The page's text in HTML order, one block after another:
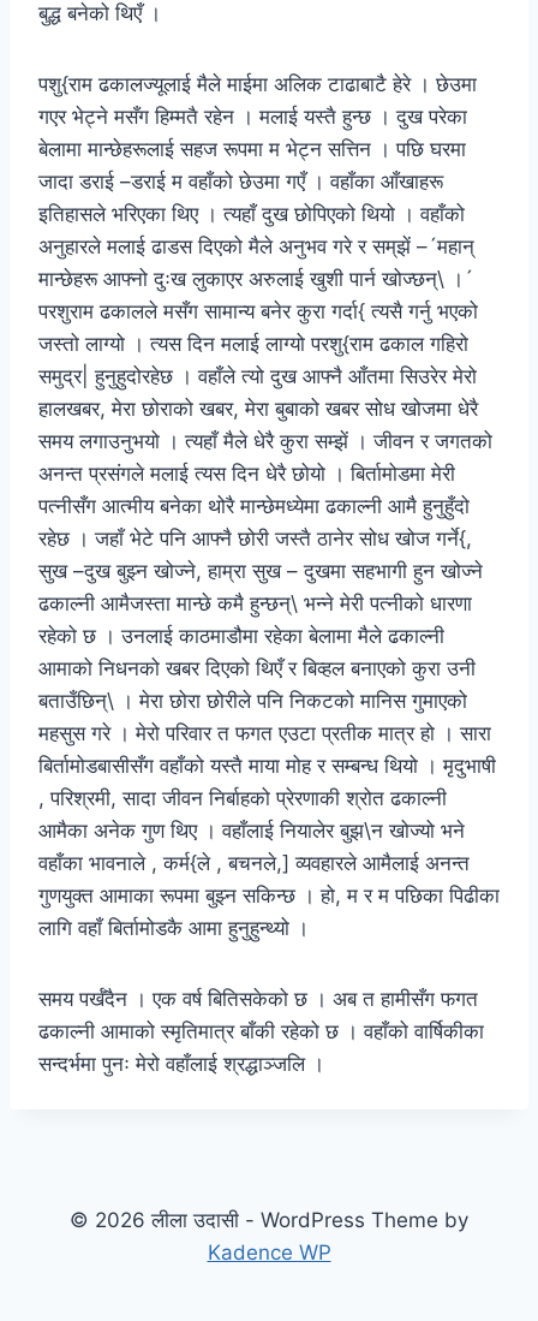
बुद्ध बनेको थिएँ ।
पशु{राम ढकालज्यूलाई मैले माईमा अलिक टाढाबाटै हेरे । छेउमा
गएर भेट्ने मसँग हिम्मतै रहेन । मलाई यस्तै हुन्छ । दुख परेका
बेलामा मान्छेहरूलाई सहज रूपमा म भेट्न सत्तिन । पछि घरमा
जादा डराई –डराई म वहाँको छेउमा गएँ । वहाँका आँखाहरू
इतिहासले भरिएका थिए । त्यहाँ दुख छोपिएको थियो । वहाँको
अनुहारले मलाई ढाडस दिएको मैले अनुभव गरे र सम्‌झें –´महान्
मान्छेहरू आफ्नो दुःख लुकाएर अरुलाई खुशी पार्न खोज्छन्\ ।´
परशुराम ढकालले मसँग सामान्य बनेर कुरा गर्दा{ त्यसै गर्नु भएको
जस्तो लाग्यो । त्यस दिन मलाई लाग्यो परशु{राम ढकाल गहिरो
समुद्र| हुनुहुदोरहेछ । वहाँले त्यो दुख आफ्नै आँतमा सिउरेर मेरो
हालखबर, मेरा छोराको खबर, मेरा बुबाको खबर सोध खोजमा धेरै
समय लगाउनुभयो । त्यहाँ मैले धेरै कुरा सम्झें । जीवन र जगतको
अनन्त प्रसंगले मलाई त्यस दिन धेरै छोयो । बिर्तामोडमा मेरी
पत्नीसँग आत्मीय बनेका थोरै मान्छेमध्येमा ढकाल्नी आमै हुनुहुँदो
रहेछ । जहाँ भेटे पनि आफ्नै छोरी जस्तै ठानेर सोध खोज गर्ने{,
सुख –दुख बुझ्न खोज्ने, हाम्रा सुख – दुखमा सहभागी हुन खोज्ने
ढकाल्नी आमैजस्ता मान्छे कमै हुन्छन्\ भन्ने मेरी पत्नीको धारणा
रहेको छ । उनलाई काठमाडौमा रहेका बेलामा मैले ढकाल्नी
आमाको निधनको खबर दिएको थिएँ र बिव्हल बनाएको कुरा उनी
बताउँछिन्\ । मेरा छोरा छोरीले पनि निकटको मानिस गुमाएको
महसुस गरे । मेरो परिवार त फगत एउटा प्रतीक मात्र हो । सारा
बिर्तामोडबासीसँग वहाँको यस्तै माया मोह र सम्बन्ध थियो । मृदुभाषी
, परिश्रमी, सादा जीवन निर्बाहको प्रेरणाकी श्रोत ढकाल्नी
आमैका अनेक गुण थिए । वहाँलाई नियालेर बुझ\न खोज्यो भने
वहाँका भावनाले , कर्म{ले , बचनले,] व्यवहारले आमैलाई अनन्त
गुणयुक्त आमाका रूपमा बुझ्न सकिन्छ । हो, म र म पछिका पिढीका
लागि वहाँ बिर्तामोडकै आमा हुनुहुन्थ्यो ।
समय पर्खँदैन । एक वर्ष बितिसकेको छ । अब त हामीसँग फगत
ढकाल्नी आमाको स्मृतिमात्र बाँकी रहेको छ । वहाँको वार्षिकीका
सन्दर्भमा पुनः मेरो वहाँलाई श्रद्धाञ्जलि ।
© 2026 लीला उदासी - WordPress Theme by
Kadence WP